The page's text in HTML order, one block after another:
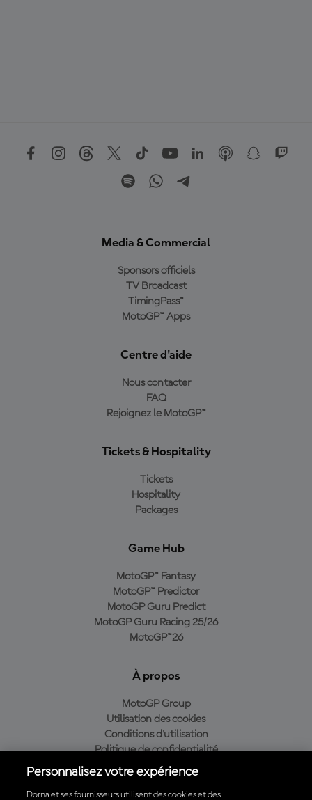
Media & Commercial
Sponsors officiels
TV Broadcast
TimingPass™
MotoGP™ Apps
Centre d'aide
Nous contacter
FAQ
Rejoignez le MotoGP™
Tickets & Hospitality
Tickets
Hospitality
Packages
Game Hub
MotoGP™ Fantasy
MotoGP™ Predictor
MotoGP Guru Predict
MotoGP Guru Racing 25/26
MotoGP™26
À propos
MotoGP Group
Utilisation des cookies
Conditions d'utilisation
Politique de confidentialité
Politique d’achat
Personnalisez votre expérience
Dorna et ses fournisseurs utilisent des cookies et des